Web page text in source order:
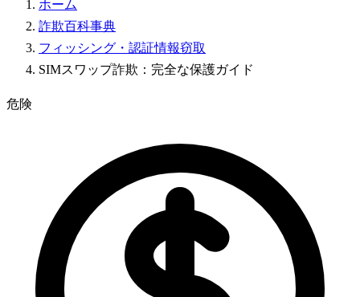
ホーム
詐欺百科事典
フィッシング・認証情報窃取
SIMスワップ詐欺：完全な保護ガイド
危険